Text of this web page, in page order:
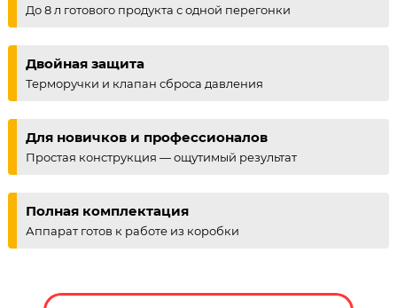
До 8 л готового продукта с одной перегонки
Двойная защита
Терморучки и клапан сброса давления
Для новичков и профессионалов
Простая конструкция — ощутимый результат
Полная комплектация
Аппарат готов к работе из коробки